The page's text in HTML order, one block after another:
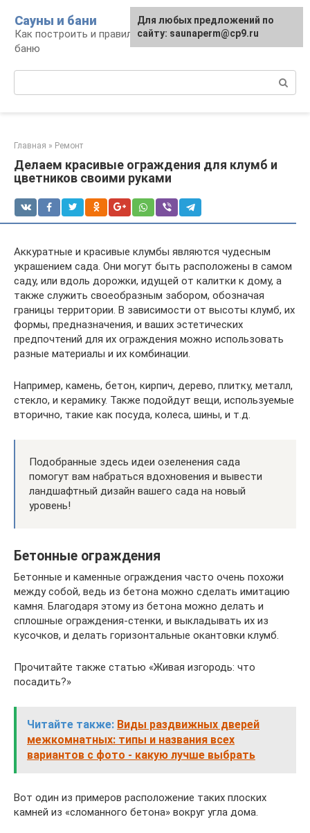
контенту
Сауны и бани
Как построить и правильно использовать
баню
Главная » Ремонт
Делаем красивые ограждения для клумб и
цветников своими руками
Аккуратные и красивые клумбы являются чудесным
украшением сада. Они могут быть расположены в самом
саду, или вдоль дорожки, идущей от калитки к дому, а
также служить своеобразным забором, обозначая
границы территории. В зависимости от высоты клумб, их
формы, предназначения, и ваших эстетических
предпочтений для их ограждения можно использовать
разные материалы и их комбинации.
Например, камень, бетон, кирпич, дерево, плитку, металл,
стекло, и керамику. Также подойдут вещи, используемые
вторично, такие как посуда, колеса, шины, и т.д.
Подобранные здесь идеи озеленения сада
помогут вам набраться вдохновения и вывести
ландшафтный дизайн вашего сада на новый
уровень!
Бетонные ограждения
Бетонные и каменные ограждения часто очень похожи
между собой, ведь из бетона можно сделать имитацию
камня. Благодаря этому из бетона можно делать и
сплошные ограждения-стенки, и выкладывать их из
кусочков, и делать горизонтальные окантовки клумб.
Прочитайте также статью «Живая изгородь: что
посадить?»
Читайте также: Виды раздвижных дверей
межкомнатных: типы и названия всех
вариантов с фото - какую лучше выбрать
Вот один из примеров расположение таких плоских
камней из «сломанного бетона» вокруг угла дома.
Для любых предложений по
сайту: saunaperm@cp9.ru